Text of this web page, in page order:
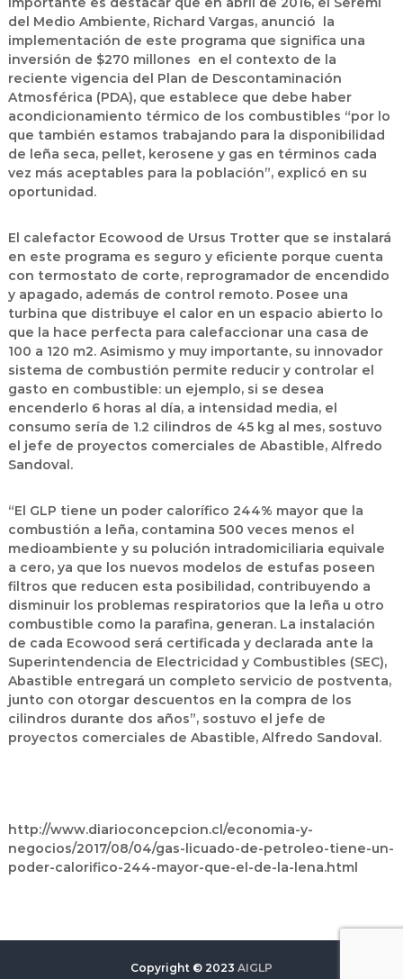
del Medio Ambiente, Richard Vargas, anunció la
implementación de este programa que significa una
inversión de $270 millones en el contexto de la
reciente vigencia del Plan de Descontaminación
Atmosférica (PDA), que establece que debe haber
acondicionamiento térmico de los combustibles “por lo
que también estamos trabajando para la disponibilidad
de leña seca, pellet, kerosene y gas en términos cada
vez más aceptables para la población”, explicó en su
oportunidad.
El calefactor Ecowood de Ursus Trotter que se instalará
en este programa es seguro y eficiente porque cuenta
con termostato de corte, reprogramador de encendido
y apagado, además de control remoto. Posee una
turbina que distribuye el calor en un espacio abierto lo
que la hace perfecta para calefaccionar una casa de
100 a 120 m2. Asimismo y muy importante, su innovador
sistema de combustión permite reducir y controlar el
gasto en combustible: un ejemplo, si se desea
encenderlo 6 horas al día, a intensidad media, el
consumo sería de 1.2 cilindros de 45 kg al mes, sostuvo
el jefe de proyectos comerciales de Abastible, Alfredo
Sandoval.
“El GLP tiene un poder calorífico 244% mayor que la
combustión a leña, contamina 500 veces menos el
medioambiente y su polución intradomiciliaria equivale
a cero, ya que los nuevos modelos de estufas poseen
filtros que reducen esta posibilidad, contribuyendo a
disminuir los problemas respiratorios que la leña u otro
combustible como la parafina, generan.La instalación
de cada Ecowood será certificada y declarada ante la
Superintendencia de Electricidad y Combustibles (SEC),
Abastible entregará un completo servicio de postventa,
junto con otorgar descuentos en la compra de los
cilindros durante dos años”, sostuvo el jefe de
proyectos comerciales de Abastible, Alfredo Sandoval.
http://www.diarioconcepcion.cl/economia-y-
negocios/2017/08/04/gas-licuado-de-petroleo-tiene-un-
poder-calorifico-244-mayor-que-el-de-la-lena.html
Copyright © 2023 AIGLP